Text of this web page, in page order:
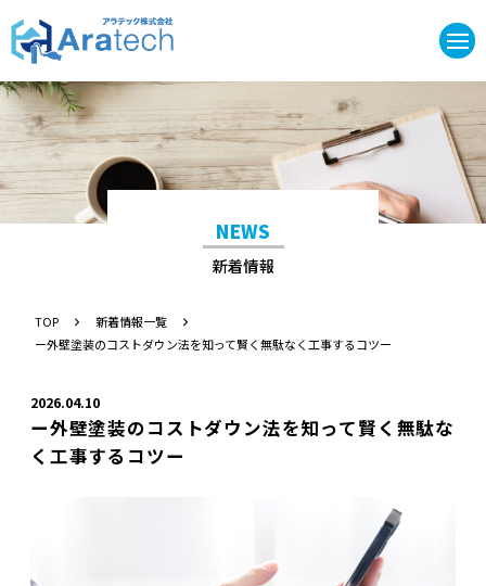
NEWS
新着情報
TOP
新着情報一覧
ー外壁塗装のコストダウン法を知って賢く無駄なく工事するコツー
2026.04.10
ー外壁塗装のコストダウン法を知って賢く無駄な
く工事するコツー